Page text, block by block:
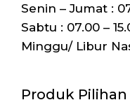
Senin – Jumat :
Sabtu : 07.00 –
Minggu/ Libur
Produk Pilihan